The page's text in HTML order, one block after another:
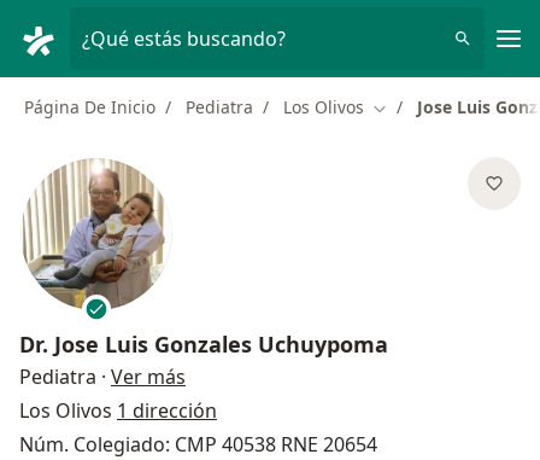
¿Qué estás buscando?
Página De Inicio Pediatra Los Olivos Cambiar de ciudad
Jose Luis
Dr. Jose Luis Gonzales Uchuypoma
Pediatra · Ver más
Los Olivos 1 dirección
Núm. Colegiado: CMP 40538 RNE 20654